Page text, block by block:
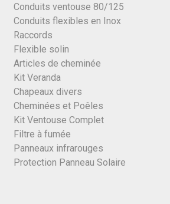
Conduits ventouse 80/125
Conduits flexibles en Inox
Raccords
Flexible solin
Articles de cheminée
Kit Veranda
Chapeaux divers
Cheminées et Poêles
Kit Ventouse Complet
Filtre à fumée
Panneaux infrarouges
Protection Panneau Solaire